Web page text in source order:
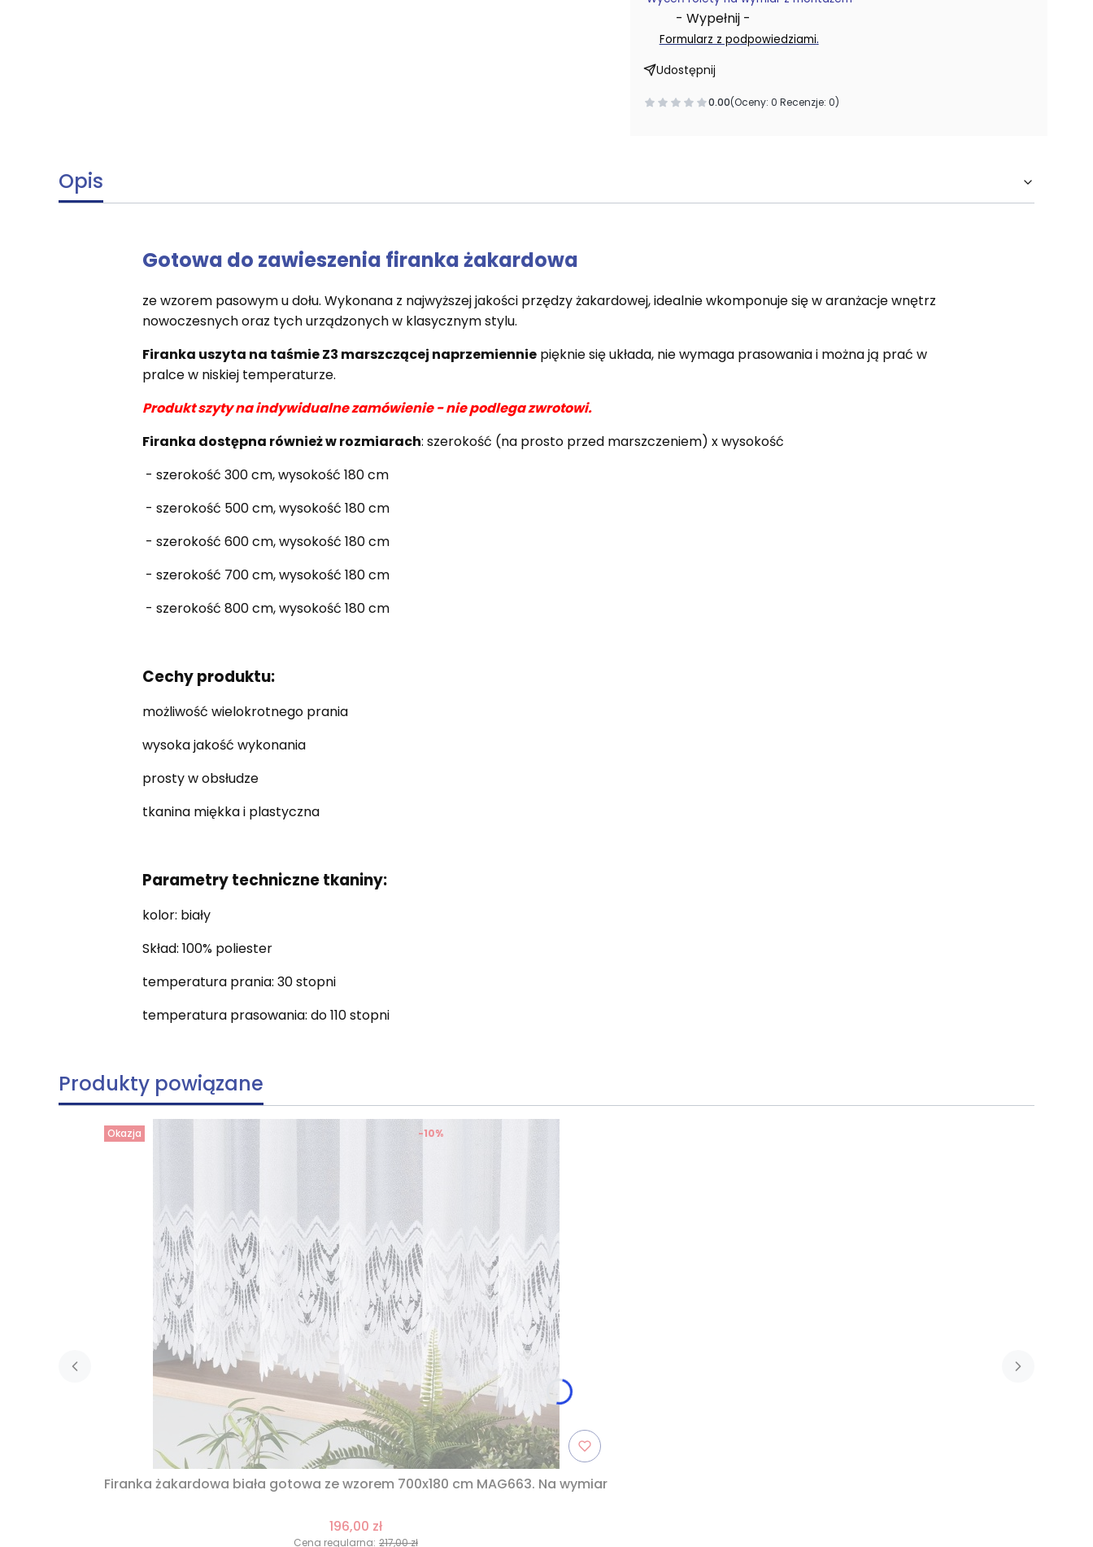
- Wypełnij -
Formularz z podpowiedziami.
Udostępnij
0.00(Oceny: 0 Recenzje: 0)
Opis
Gotowa do zawieszenia firanka żakardowa
ze wzorem pasowym u dołu. Wykonana z najwyższej jakości przędzy żakardowej, idealnie wkomponuje się w aranżacje wnętrz
nowoczesnych oraz tych urządzonych w klasycznym stylu.
Firanka uszyta na taśmie Z3 marszczącej naprzemienniepięknie się układa, nie wymaga prasowania i można ją prać w
pralce w niskiej temperaturze.
Produkt szyty na indywidualne zamówienie - nie podlega zwrotowi.
Firanka dostępna również w rozmiarach: szerokość (na prosto przed marszczeniem) x wysokość
- szerokość 300 cm, wysokość 180 cm
- szerokość 500 cm, wysokość 180 cm
- szerokość 600 cm, wysokość 180 cm
- szerokość 700 cm, wysokość 180 cm
- szerokość 800 cm, wysokość 180 cm
Cechy produktu:
możliwość wielokrotnego prania
wysoka jakość wykonania
prosty w obsłudze
tkanina miękka i plastyczna
Parametry techniczne tkaniny:
kolor: biały
Skład: 100% poliester
temperatura prania: 30 stopni
temperatura prasowania: do 110 stopni
Produkty powiązane
Okazja
Firanka żakardowa biała gotowa ze wzorem 700x180 cm MAG663. Na wymiar
196,00 zł
Cena regularna: 217,00 zł
-10%